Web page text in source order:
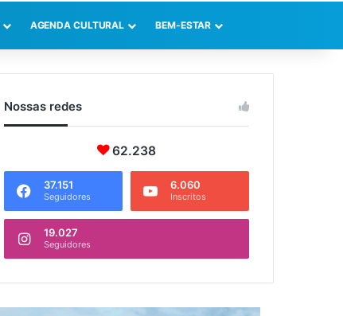
AGENDA CULTURAL BEM-ESTAR
Nossas redes
62.238
37.151
Seguidores
6.060
Inscritos
19.027
Seguidores